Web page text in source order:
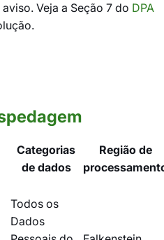
Veja a Seção 7 do DPA
Categorias
de dados
Região de
Todos os
Dados